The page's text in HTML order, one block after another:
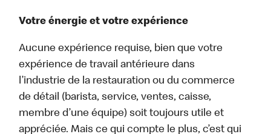
Votre énergie et votre expérience
Aucune expérience requise, bien que votre
expérience de travail antérieure dans
l’industrie de la restauration ou du commerce
de détail (barista, service, ventes, caisse,
membre d’une équipe) soit toujours utile et
appréciée. Mais ce qui compte le plus, c’est qui